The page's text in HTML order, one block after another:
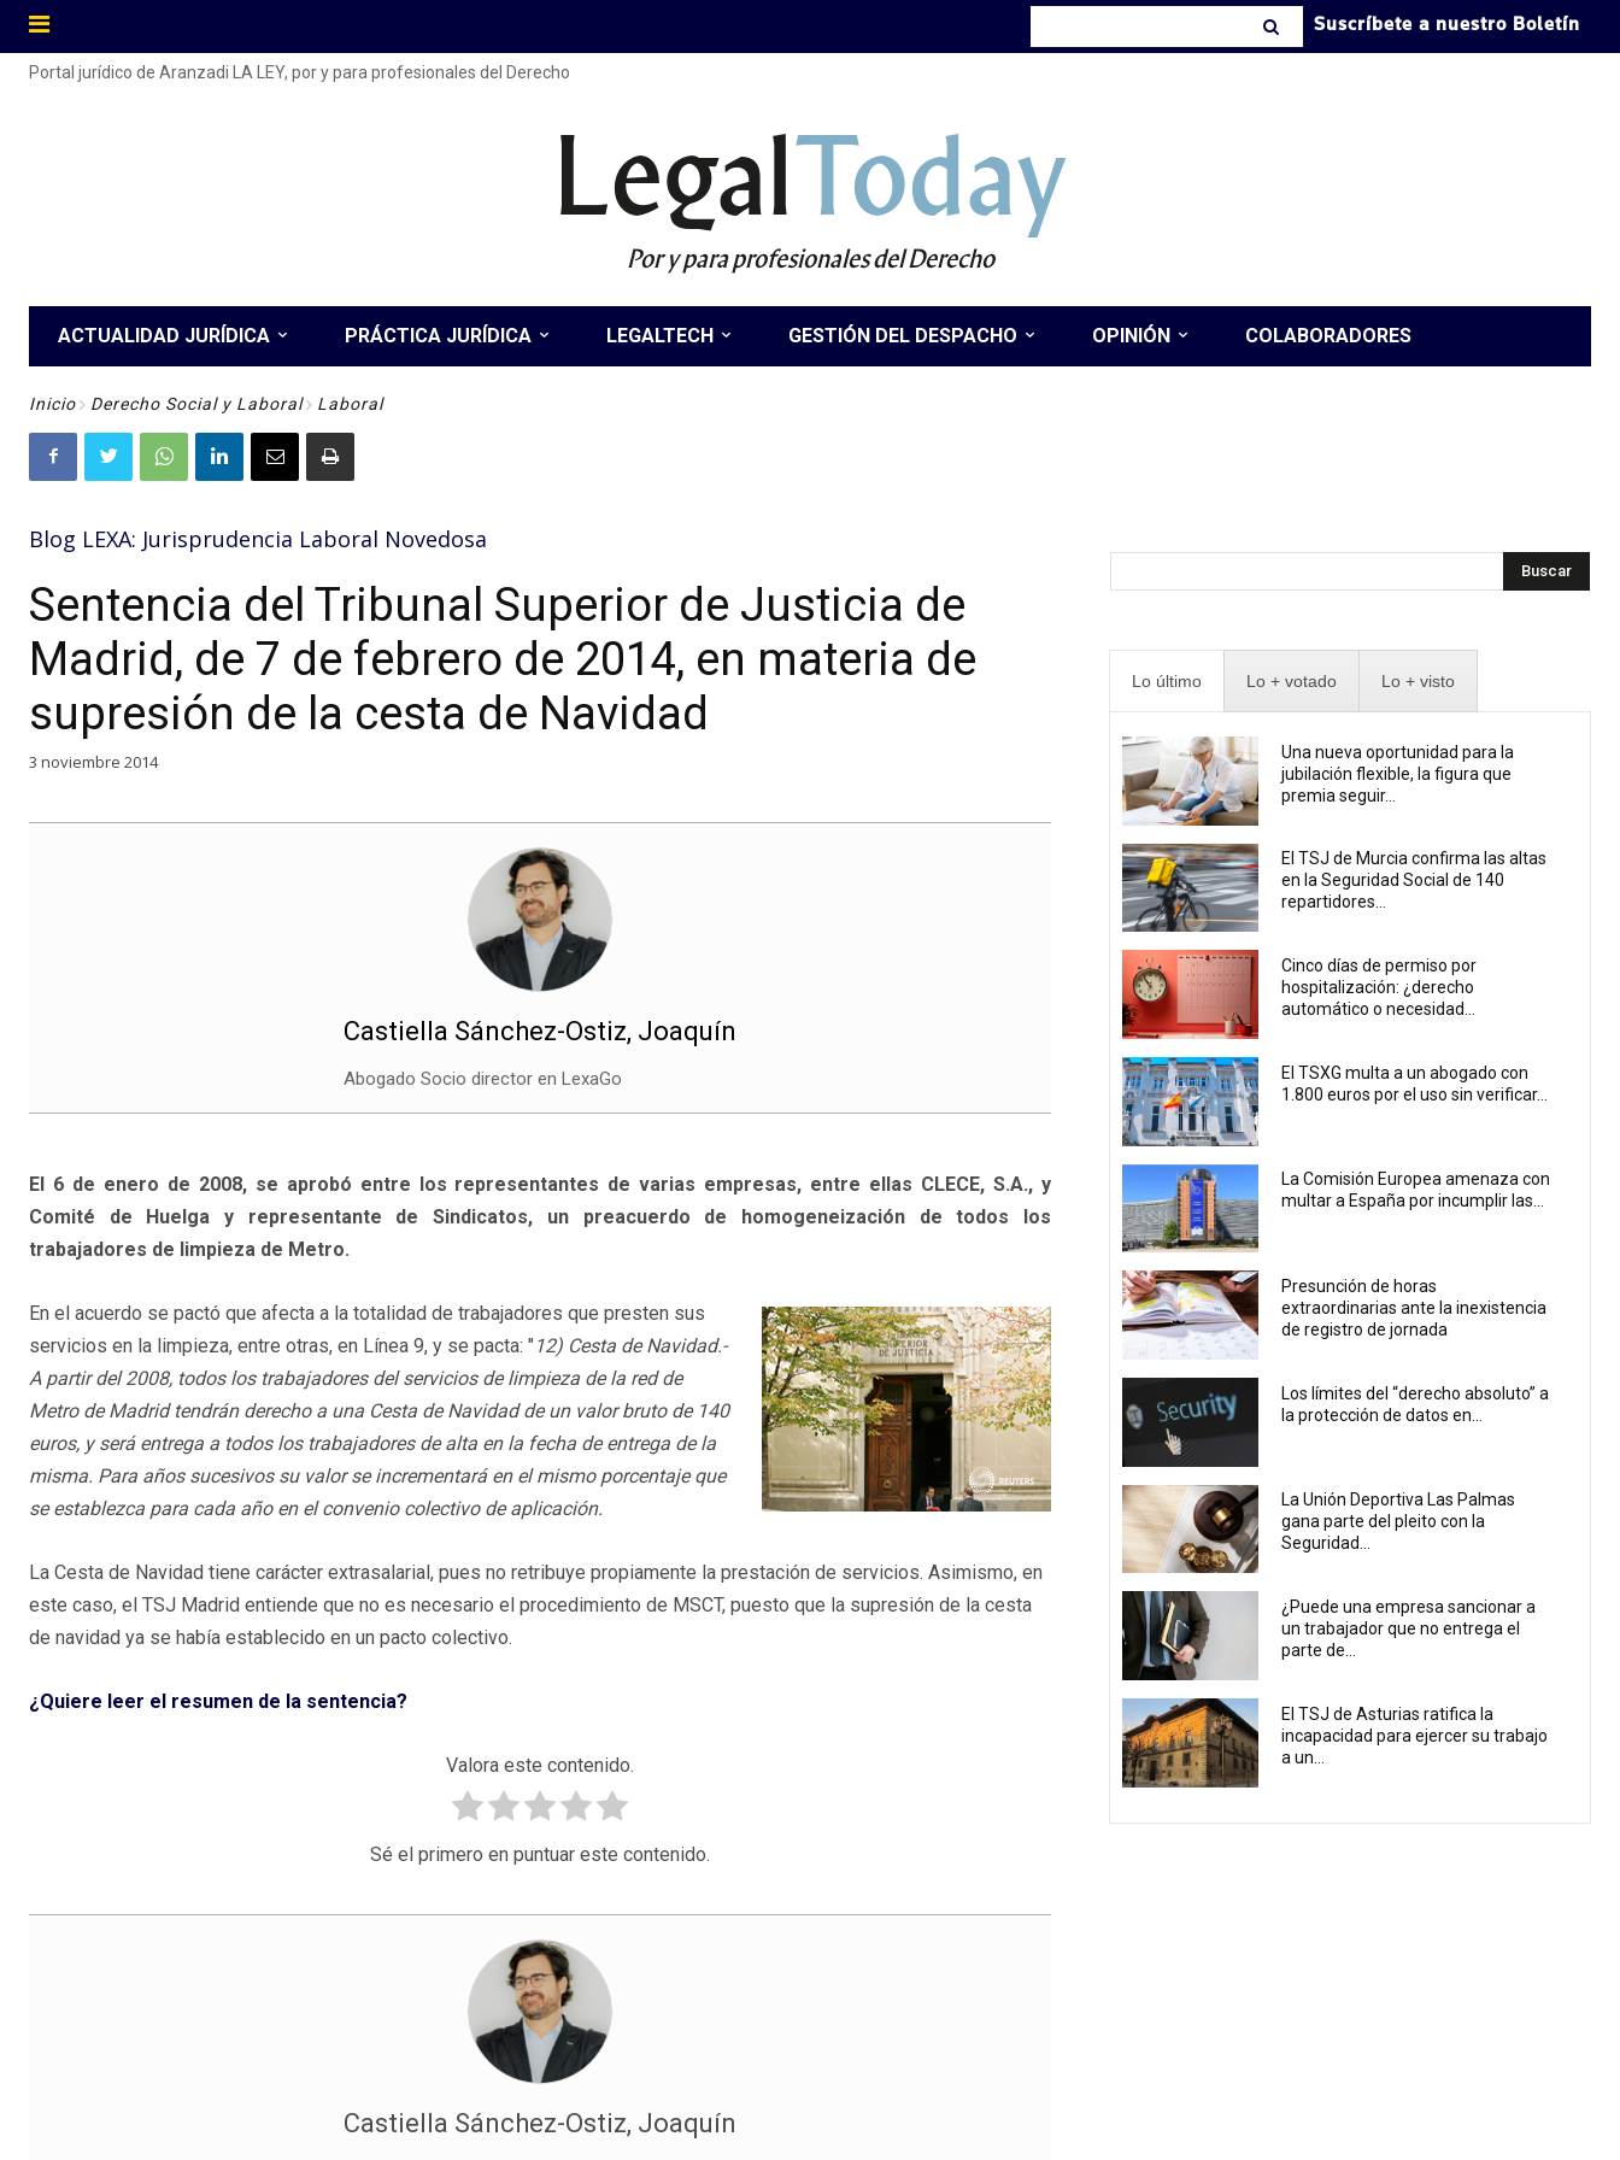
Suscríbete a nuestro Boletín
Portal jurídico de Aranzadi LA LEY, por y para profesionales del Derecho
LegalToday
Por y para profesionales del Derecho
ACTUALIDAD JURÍDICA PRÁCTICA JURÍDICA LEGALTECH GESTIÓN DEL DESPACHO OPINIÓN COLABORADORES
Inicio Derecho Social y Laboral Laboral
Blog LEXA: Jurisprudencia Laboral Novedosa
Sentencia del Tribunal Superior de Justicia de
Madrid, de 7 de febrero de 2014, en materia de
supresión de la cesta de Navidad
3 noviembre 2014
Castiella Sánchez-Ostiz, Joaquín
Abogado Socio director en LexaGo
El 6 de enero de 2008, se aprobó entre los representantes de varias empresas, entre ellas CLECE, S.A., y
Comité de Huelga y representante de Sindicatos, un preacuerdo de homogeneización de todos los
trabajadores de limpieza de Metro.
En el acuerdo se pactó que afecta a la totalidad de trabajadores que presten sus
servicios en la limpieza, entre otras, en Línea 9, y se pacta: " 12) Cesta de Navidad.-
A partir del 2008, todos los trabajadores del servicios de limpieza de la red de
Metro de Madrid tendrán derecho a una Cesta de Navidad de un valor bruto de 140
euros, y será entrega a todos los trabajadores de alta en la fecha de entrega de la
misma. Para años sucesivos su valor se incrementará en el mismo porcentaje que
se establezca para cada año en el convenio colectivo de aplicación.
La Cesta de Navidad tiene carácter extrasalarial, pues no retribuye propiamente la prestación de servicios. Asimismo, en
este caso, el TSJ Madrid entiende que no es necesario el procedimiento de MSCT, puesto que la supresión de la cesta
de navidad ya se había establecido en un pacto colectivo.
¿Quiere leer el resumen de la sentencia?
Valora este contenido.
Sé el primero en puntuar este contenido.
Castiella Sánchez-Ostiz, Joaquín
Buscar
Lo último Lo + votado Lo + visto
Una nueva oportunidad para la
jubilación flexible, la figura que
premia seguir...
El TSJ de Murcia confirma las altas
en la Seguridad Social de 140
repartidores...
Cinco días de permiso por
hospitalización: ¿derecho
automático o necesidad...
El TSXG multa a un abogado con
1.800 euros por el uso sin verificar...
La Comisión Europea amenaza con
multar a España por incumplir las...
Presunción de horas
extraordinarias ante la inexistencia
de registro de jornada
Los límites del “derecho absoluto” a
la protección de datos en...
La Unión Deportiva Las Palmas
gana parte del pleito con la
Seguridad...
¿Puede una empresa sancionar a
un trabajador que no entrega el
parte de...
El TSJ de Asturias ratifica la
incapacidad para ejercer su trabajo
a un...